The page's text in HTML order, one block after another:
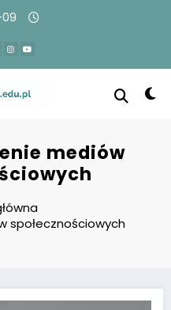
mediów
społecznościowych